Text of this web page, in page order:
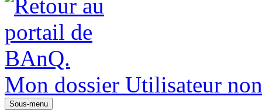
Mon dossier Utilisateur
Sous-menu